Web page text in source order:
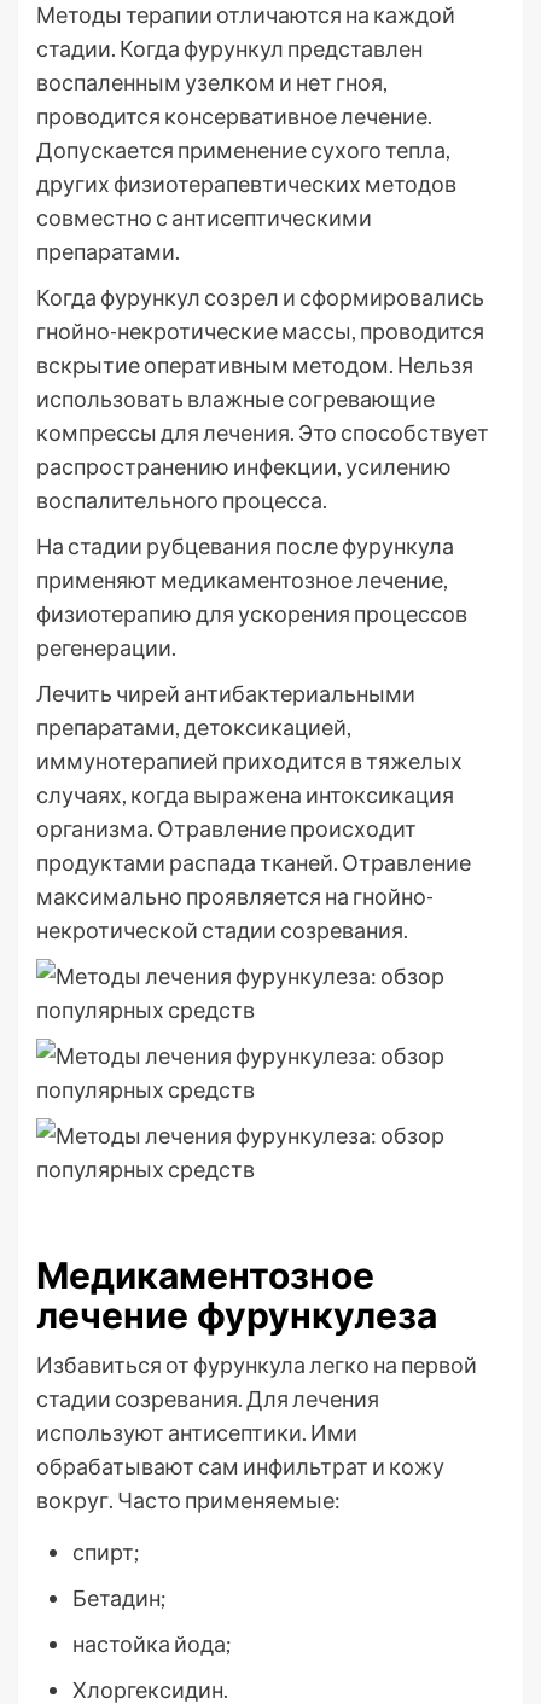
Методы терапии отличаются на каждой
стадии. Когда фурункул представлен
воспаленным узелком и нет гноя,
проводится консервативное лечение.
Допускается применение сухого тепла,
других физиотерапевтических методов
совместно с антисептическими
препаратами.
Когда фурункул созрел и сформировались
гнойно-некротические массы, проводится
вскрытие оперативным методом. Нельзя
использовать влажные согревающие
компрессы для лечения. Это способствует
распространению инфекции, усилению
воспалительного процесса.
На стадии рубцевания после фурункула
применяют медикаментозное лечение,
физиотерапию для ускорения процессов
регенерации.
Лечить чирей антибактериальными
препаратами, детоксикацией,
иммунотерапией приходится в тяжелых
случаях, когда выражена интоксикация
организма. Отравление происходит
продуктами распада тканей. Отравление
максимально проявляется на гнойно-
некротической стадии созревания.
Медикаментозное
лечение фурункулеза
Избавиться от фурункула легко на первой
стадии созревания. Для лечения
используют антисептики. Ими
обрабатывают сам инфильтрат и кожу
вокруг. Часто применяемые:
спирт;
Бетадин;
настойка йода;
Хлоргексидин.